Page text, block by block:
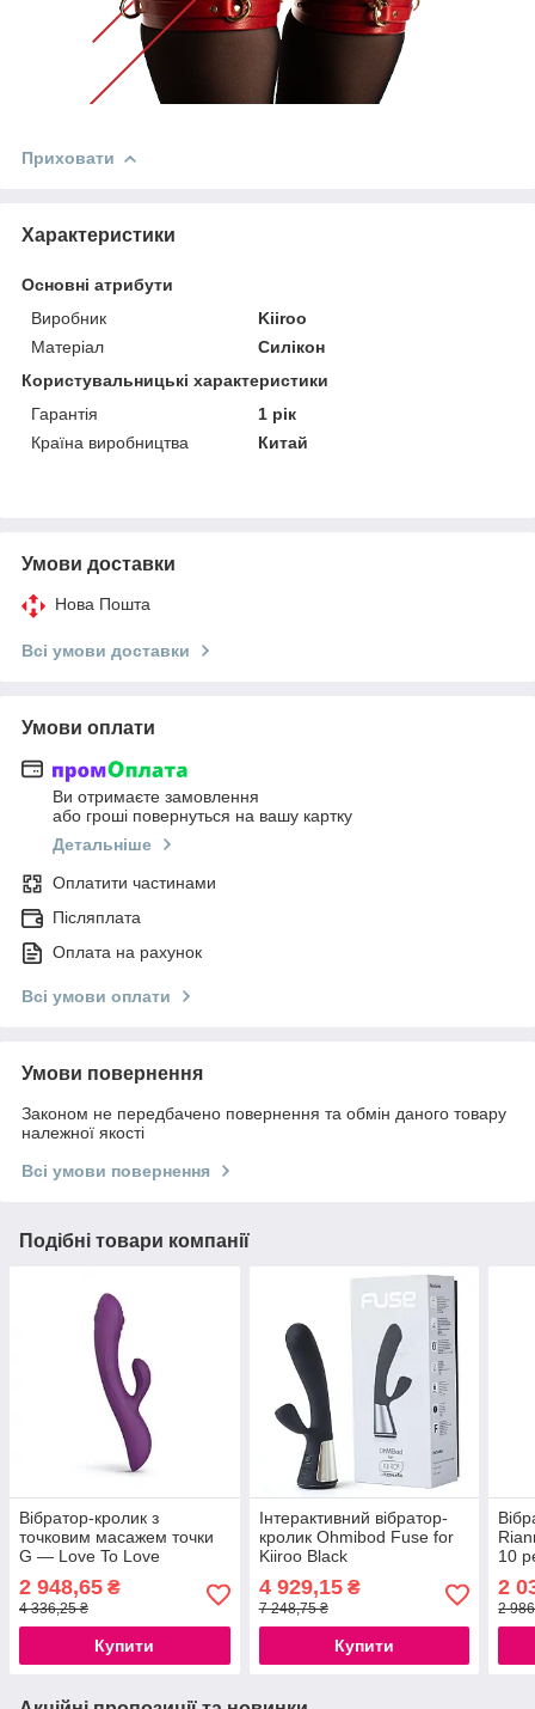
Приховати
Характеристики
Основні атрибути
Виробник
Kiiroo
Матеріал
Силікон
Користувальницькі характеристики
Гарантія
1 рік
Країна виробництва
Китай
Умови доставки
Нова Пошта
Всі умови доставки
Умови оплати
Ви отримаєте замовлення
або гроші повернуться на вашу картку
Детальніше
Оплатити частинами
Післяплата
Оплата на рахунок
Всі умови оплати
Умови повернення
Законом не передбачено повернення та обмін даного товару
належної якості
Всі умови повернення
Подібні товари компанії
Вібратор-кролик з
точковим масажем точки
G — Love To Love
Rain 777Store.com.ua
2 948,65 ₴
4 336,25 ₴
Купити
Інтерактивний вібратор-
кролик Ohmibod Fuse for
Kiiroo Black
4 929,15₴
7 248,75 ₴
Купити
10
2
2